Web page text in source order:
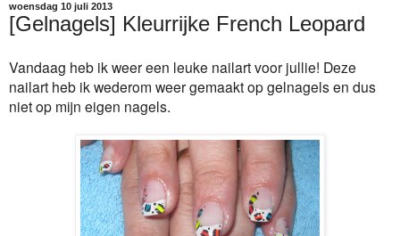
woensdag 10 juli 2013
[Gelnagels] Kleurrijke French Leopard
Vandaag heb ik weer een leuke nailart voor jullie! Deze
nailart heb ik wederom weer gemaakt op gelnagels en dus
niet op mijn eigen nagels.